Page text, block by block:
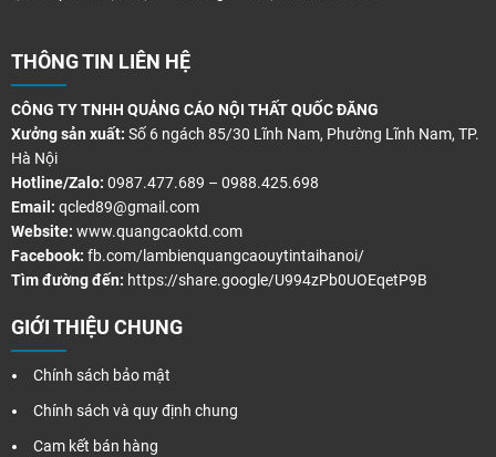
THÔNG TIN LIÊN HỆ
CÔNG TY TNHH QUẢNG CÁO NỘI THẤT QUỐC ĐĂNG
Xưởng sản xuất: Số 6 ngách 85/30 Lĩnh Nam, Phường Lĩnh Nam, TP.
Hà Nội
Hotline/Zalo: 0987.477.689 – 0988.425.698
Email: qcled89@gmail.com
Website: www.quangcaoktd.com
Facebook: fb.com/lambienquangcaouytintaihanoi/
Tìm đường đến: https://share.google/U994zPb0UOEqetP9B
GIỚI THIỆU CHUNG
Chính sách bảo mật
Chính sách và quy định chung
Cam kết bán hàng